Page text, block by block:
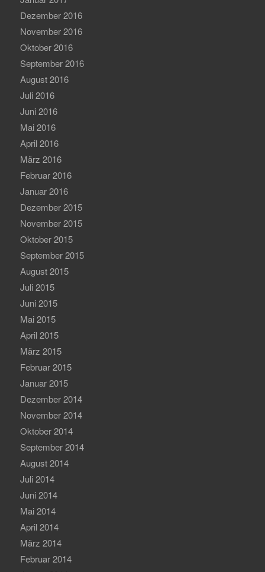
Dezember 2016
November 2016
Oktober 2016
September 2016
August 2016
Juli 2016
Juni 2016
Mai 2016
April 2016
März 2016
Februar 2016
Januar 2016
Dezember 2015
November 2015
Oktober 2015
September 2015
August 2015
Juli 2015
Juni 2015
Mai 2015
April 2015
März 2015
Februar 2015
Januar 2015
Dezember 2014
November 2014
Oktober 2014
September 2014
August 2014
Juli 2014
Juni 2014
Mai 2014
April 2014
März 2014
Februar 2014